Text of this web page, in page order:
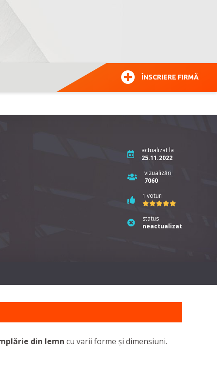
ÎNSCRIERE FIRMĂ
actualizat la
25.11.2022
vizualizări
7060
1 voturi
status
neactualizat
din lemn cu varii forme și dimensiuni.